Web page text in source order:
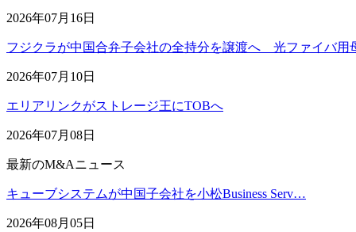
2026年07月16日
フジクラが中国合弁子会社の全持分を譲渡へ 光ファイバ
2026年07月10日
エリアリンクがストレージ王にTOBへ
2026年07月08日
最新のM&Aニュース
キューブシステムが中国子会社を小松Business Serv…
2026年08月05日